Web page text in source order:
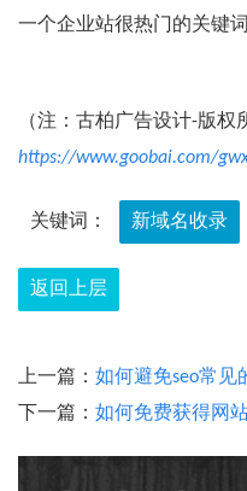
一个企业站很热门的关键
（注：古柏广告设计-版权
https://www.goobai.com/
关键词： 新域名收录
返回上层
上一篇： 如何避免seo常见
下一篇： 如何免费获得网